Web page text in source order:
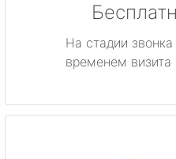
На стадии
временем